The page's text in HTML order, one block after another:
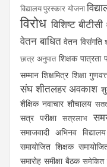
विद्यालय पुरस्कार योजना
विरोध विशिष्ट बीटीसी
वेतन बाधित वेतन विसंगति
छात्र अनुपात शिक्षक पात्रता
सम्मान शिक्षमित्र शिक्षा
संघ शीतलहर अवकाश
शैक्षिक नवाचार शौचालय
सत्र परीक्षा सत्रलाभ
समाजवादी अभिनव विद्यालय
समायोजित शिक्षक
समारोह समीक्षा बैठक समेकित